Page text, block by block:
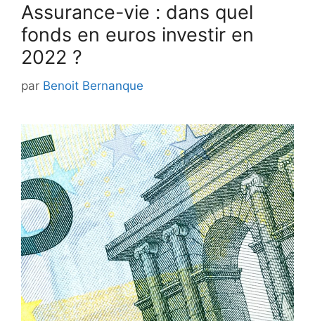
Assurance-vie : dans quel
fonds en euros investir en
2022 ?
par Benoit Bernanque